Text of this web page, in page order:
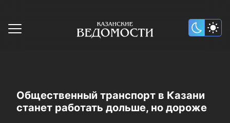
Общественный транспорт в Казани
станет работать дольше, но дороже